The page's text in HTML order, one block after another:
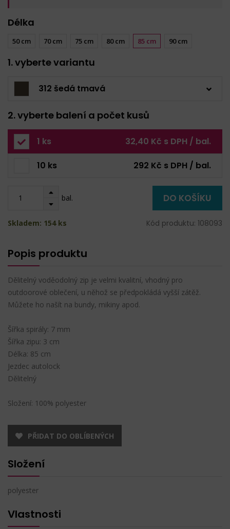
Délka
50 cm 70 cm 75 cm 80 cm 85 cm 90 cm
1. vyberte variantu
312 šedá tmavá
2. vyberte balení a počet kusů
1 ks 32,40 Kč s DPH / bal.
10 ks 292 Kč s DPH / bal.
bal. DO KOŠÍKU
Skladem: 154 ks Kód produktu: 108093
Popis produktu
Dělitelný voděodolný zip je velmi kvalitní, vhodný pro
outdoorové oblečení, u něhož se předpokládá vyšší zátěž.
Můžete ho našít na bundy, mikiny apod.
Šířka spirály: 7 mm
Šířka zipu: 3 cm
Délka: 85 cm
Jezdec autolock
Dělitelný
Složení: 100% polyester
PŘIDAT DO OBLÍBENÝCH
Složení
polyester
Vlastnosti